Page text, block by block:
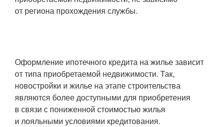
от региона прохождения службы.
Оформление ипотечного кредита на жилье зависит
от типа приобретаемой недвижимости. Так,
новостройки и жилье на этапе строительства
являются более доступными для приобретения
в связи с пониженной стоимостью жилья
и лояльными условиями кредитования.